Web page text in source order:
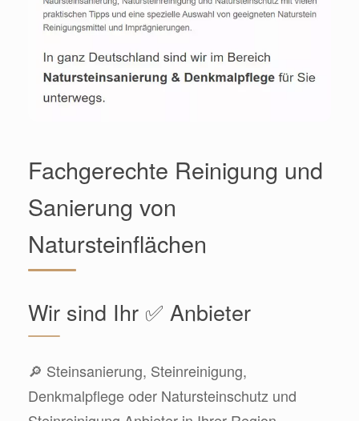
Fachgerechte Reinigung und
Sanierung von
Natursteinflächen
Wir sind Ihr ✅ Anbieter
🔎 Steinsanierung, Steinreinigung,
Denkmalpflege oder Natursteinschutz und